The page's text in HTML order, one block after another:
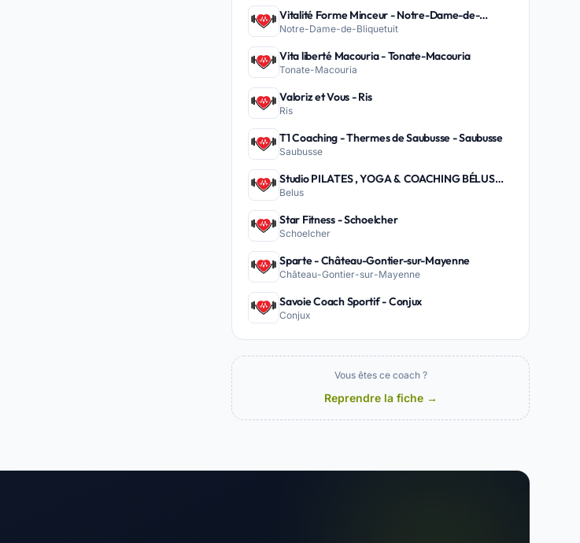
Vitalité Forme Minceur - Notre-Dame-de-
Bliquetuit
Notre-Dame-de-Bliquetuit
Vita liberté Macouria - Tonate-Macouria
Tonate-Macouria
Valoriz et Vous - Ris
Ris
T1 Coaching - Thermes de Saubusse - Saubusse
Saubusse
Studio PILATES , YOGA & COACHING BÉLUS
PEYREHORADE - Belus
Belus
Star Fitness - Schoelcher
Schoelcher
Sparte - Château-Gontier-sur-Mayenne
Château-Gontier-sur-Mayenne
Savoie Coach Sportif - Conjux
Conjux
Vous êtes ce coach ?
Reprendre la fiche →